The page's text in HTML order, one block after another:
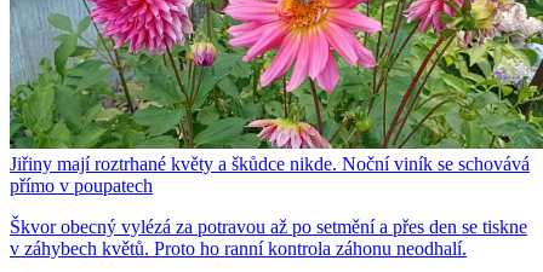
Jiřiny mají roztrhané květy a škůdce nikde. Noční viník se schovává
přímo v poupatech
Škvor obecný vylézá za potravou až po setmění a přes den se tiskne
v záhybech květů. Proto ho ranní kontrola záhonu neodhalí.